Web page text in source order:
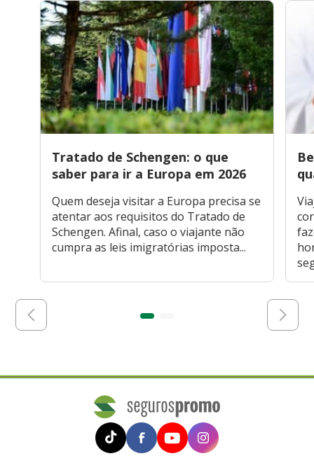
Tratado de Schengen: o que
saber para ir a Europa em 2026
Quem deseja visitar a Europa precisa se
atentar aos requisitos do Tratado de
Schengen. Afinal, caso o viajante não
cumpra as leis imigratórias imposta...